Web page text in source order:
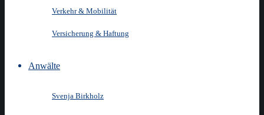
Verkehr & Mobilität
Versicherung & Haftung
Anwälte
Svenja Birkholz